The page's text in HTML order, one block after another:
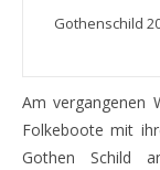
Gothenschild
Am vergangenen Wochenende traten die Steuerleute von 20
Folkeboote mit
Gothen Schild